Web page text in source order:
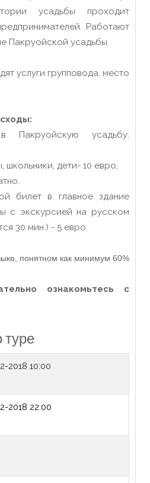
усадьбы проходит
Работают
Пакруойской усадьбы.
услуги групповода, место
Пакруойскую усадьбу:
школьники, дети- 10 евро,
билет в главное здание
с экскурсией на русском
30 мин.) - 5 евро.
понятном как минимум 60%
ознакомьтесь с
2018 10:00
2018 22:00